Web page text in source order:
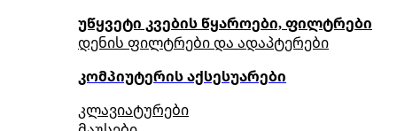
უწყვეტი კვების წყაროები, ფილტრები
დენის ფილტრები და ადაპტერები
კომპიუტერის აქსესუარები
კლავიატურები